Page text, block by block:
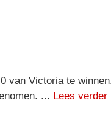
van Victoria te
... Lees verder